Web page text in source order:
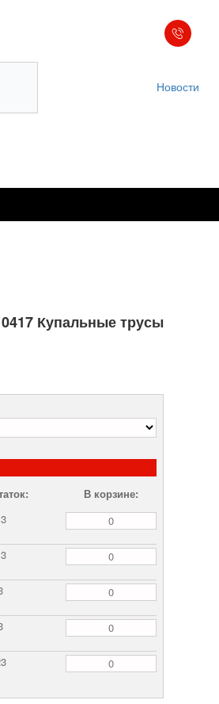
Новости
Купальные трусы
В корзине: